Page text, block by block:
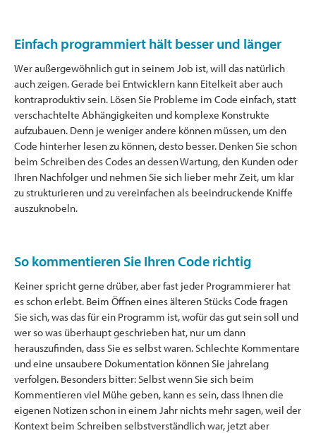
Einfach programmiert hält besser und länger
Wer außergewöhnlich gut in seinem Job ist, will das natürlich
auch zeigen. Gerade bei Entwicklern kann Eitelkeit aber auch
kontraproduktiv sein. Lösen Sie Probleme im Code einfach, statt
verschachtelte Abhängigkeiten und komplexe Konstrukte
aufzubauen. Denn je weniger andere können müssen, um den
Code hinterher lesen zu können, desto besser. Denken Sie schon
beim Schreiben des Codes an dessen Wartung, den Kunden oder
Ihren Nachfolger und nehmen Sie sich lieber mehr Zeit, um klar
zu strukturieren und zu vereinfachen als beeindruckende Kniffe
auszuknobeln.
So kommentieren Sie Ihren Code richtig
Keiner spricht gerne drüber, aber fast jeder Programmierer hat
es schon erlebt. Beim Öffnen eines älteren Stücks Code fragen
Sie sich, was das für ein Programm ist, wofür das gut sein soll und
wer so was überhaupt geschrieben hat, nur um dann
herauszufinden, dass Sie es selbst waren. Schlechte Kommentare
und eine unsaubere Dokumentation können Sie jahrelang
verfolgen. Besonders bitter: Selbst wenn Sie sich beim
Kommentieren viel Mühe geben, kann es sein, dass Ihnen die
eigenen Notizen schon in einem Jahr nichts mehr sagen, weil der
Kontext beim Schreiben selbstverständlich war, jetzt aber